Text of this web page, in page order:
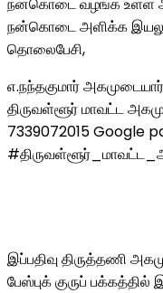
நன்கொடை அளிக்க
தொலைபேசி,
எ.நந்தகுமார்
திருவள்ளூர் மாவட்ட
7339072015 Google
இப்பதிவு திருத்தணி
பேஸ்புக் குருப்